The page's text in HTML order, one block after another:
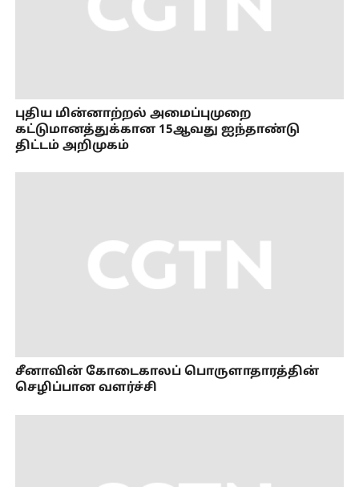
புதிய மின்னாற்றல் அமைப்புமுறை
கட்டுமானத்துக்கான 15ஆவது ஐந்தாண்டு
திட்டம் அறிமுகம்
சீனாவின் கோடைகாலப் பொருளாதாரத்தின்
செழிப்பான வளர்ச்சி